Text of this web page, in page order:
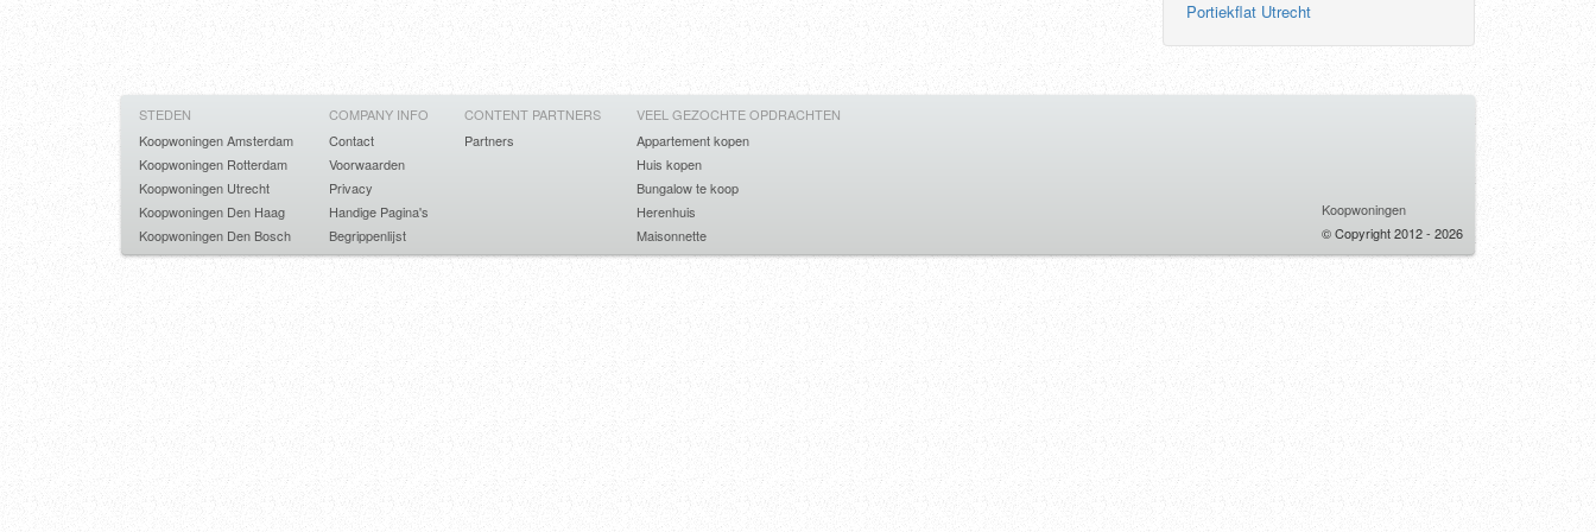
Portiekflat Utrecht
STEDEN
Koopwoningen Amsterdam
Koopwoningen Rotterdam
Koopwoningen Utrecht
Koopwoningen Den Haag
Koopwoningen Den Bosch
COMPANY INFO
Contact
Voorwaarden
Privacy
Handige Pagina's
Begrippenlijst
CONTENT PARTNERS
Partners
VEEL GEZOCHTE OPDRACHTEN
Appartement kopen
Huis kopen
Bungalow te koop
Herenhuis
Maisonnette
Koopwoningen
© Copyright 2012 - 2026